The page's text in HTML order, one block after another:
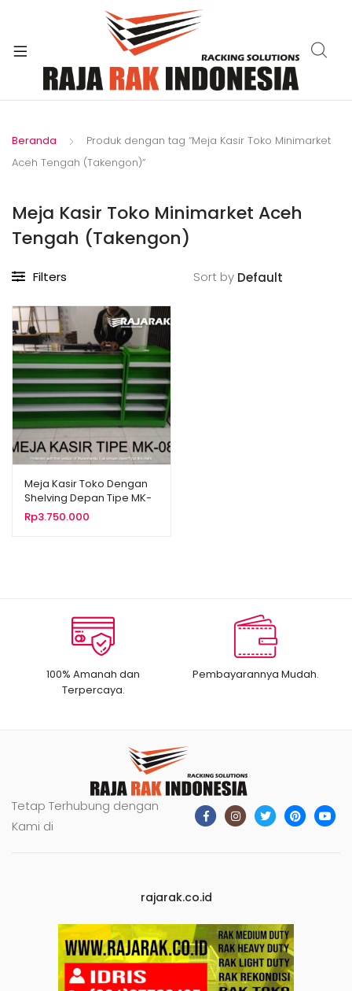
Beranda
Produk dengan tag “Meja Kasir Toko Minimarket
Aceh Tengah (Takengon)”
Meja Kasir Toko Minimarket Aceh
Tengah (Takengon)
Filters Sort by
Meja Kasir Toko Dengan
Shelving Depan Tipe MK-
08
Rp3.750.000
100% Amanah dan
Terpercaya.
Pembayarannya Mudah.
Tetap Terhubung dengan
Kami di
rajarak.co.id